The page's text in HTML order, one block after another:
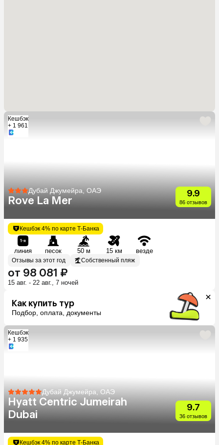
Кешбэк
+ 1 961
Дубай Джумейра, ОАЭ
Rove La Mer
9.9
86 отзывов
Кешбэк 4% по карте Т-Банка
линия песок 50 м 15 км везде
Отзывы за этот год Собственный пляж
от 98 081 ₽
15 авг. - 22 авг., 7 ночей
Как купить тур
Подбор, оплата, документы
Кешбэк
+ 1 935
Дубай Джумейра, ОАЭ
Hyatt Centric Jumeirah
Dubai
9.7
36 отзывов
Кешбэк 4% по карте Т-Банка